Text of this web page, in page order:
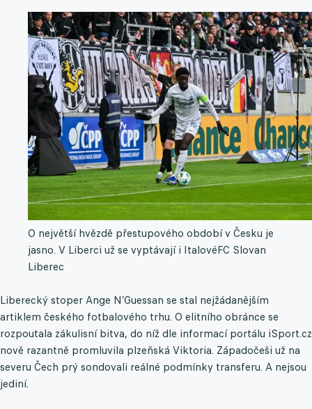
O největší hvězdě přestupového období v Česku je
jasno. V Liberci už se vyptávají i ItalovéFC Slovan
Liberec
Liberecký stoper Ange N’Guessan se stal nejžádanějším
artiklem českého fotbalového trhu. O elitního obránce se
rozpoutala zákulisní bitva, do níž dle informací portálu iSport.cz
nově razantně promluvila plzeňská Viktoria. Západočeši už na
severu Čech prý sondovali reálné podmínky transferu. A nejsou
jediní.